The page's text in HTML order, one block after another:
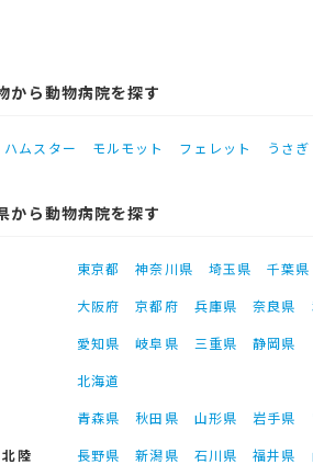
から動物病院を探す
ハムスター モルモット フェレット うさぎ
から動物病院を探す
東京都 神奈川県 埼玉県 千葉県
大阪府 京都府 兵庫県 奈良県
愛知県 岐阜県 三重県
静岡県
北海道
青森県 秋田県 山形県 岩手県
陸
長野県 新潟県 石川県 福井県